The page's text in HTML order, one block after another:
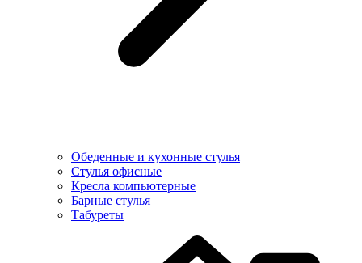
Обеденные и кухонные стулья
Стулья офисные
Кресла компьютерные
Барные стулья
Табуреты